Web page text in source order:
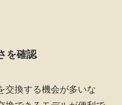
を確認
交換する機会が多いな